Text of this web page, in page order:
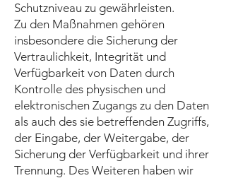
Schutzniveau zu gewährleisten.
Zu den Maßnahmen gehören
insbesondere die Sicherung der
Vertraulichkeit, Integrität und
Verfügbarkeit von Daten durch
Kontrolle des physischen und
elektronischen Zugangs zu den Daten
als auch des sie betreffenden Zugriffs,
der Eingabe, der Weitergabe, der
Sicherung der Verfügbarkeit und ihrer
Trennung. Des Weiteren haben wir